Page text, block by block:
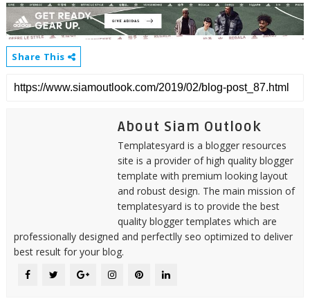
Share This
About Siam Outlook
Templatesyard is a blogger resources
site is a provider of high quality blogger
template with premium looking layout
and robust design. The main mission of
templatesyard is to provide the best
quality blogger templates which are
professionally designed and perfectlly seo optimized to deliver
best result for your blog.